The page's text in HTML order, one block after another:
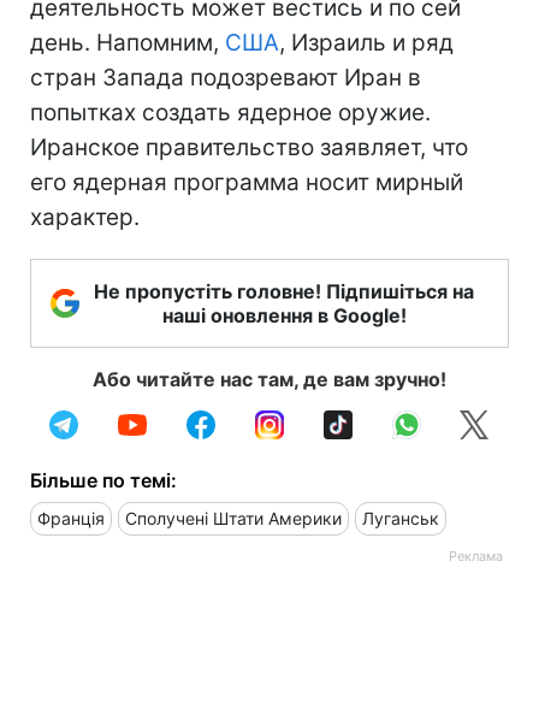
деятельность может вестись и по сей
день. Напомним, США, Израиль и ряд
стран Запада подозревают Иран в
попытках создать ядерное оружие.
Иранское правительство заявляет, что
его ядерная программа носит мирный
характер.
Не пропустіть головне! Підпишіться на
наші оновлення в Google!
Або читайте нас там, де вам зручно!
Більше по темі:
Франція Сполучені Штати Америки Луганськ